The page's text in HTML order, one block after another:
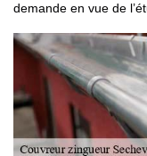
demande en vue de